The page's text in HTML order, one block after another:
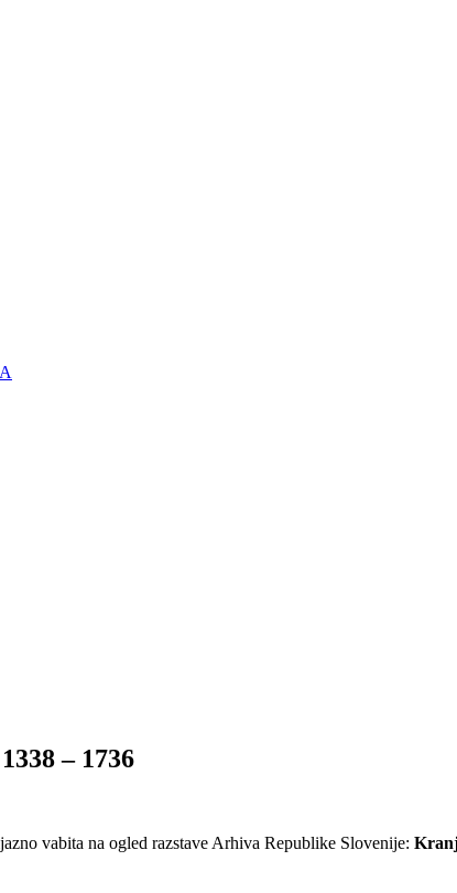
– 1736
vabita na ogled razstave Arhiva Republike Slovenije: